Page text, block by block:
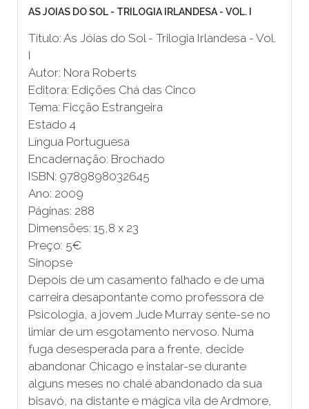
AS JOIAS DO SOL - TRILOGIA IRLANDESA - VOL. I
Título: As Jóias do Sol - Trilogia Irlandesa - Vol.
I
Autor: Nora Roberts
Editora: Edições Chá das Cinco
Tema: Ficção Estrangeira
Estado 4
Língua Portuguesa
Encadernação: Brochado
ISBN: 9789898032645
Ano: 2009
Páginas: 288
Dimensões: 15,8 x 23
Preço: 5€
Sinopse
Depois de um casamento falhado e de uma
carreira desapontante como professora de
Psicologia, a jovem Jude Murray sente-se no
limiar de um esgotamento nervoso. Numa
fuga desesperada para a frente, decide
abandonar Chicago e instalar-se durante
alguns meses no chalé abandonado da sua
bisavó, na distante e mágica vila de Ardmore,